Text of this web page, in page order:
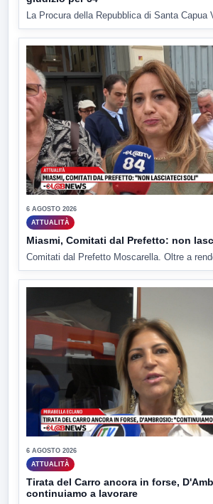
La Procura della Repubblica di Santa Capua
6 AGOSTO 2026
ATTUALITÀ
Miasmi, Comitati dal Prefetto: non
Comitati dal Prefetto Moscarella. Oltre a
6 AGOSTO 2026
ATTUALITÀ
Tirata del Carro ancora in forse,
continuiamo a lavorare